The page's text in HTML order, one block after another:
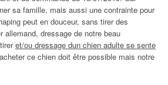
sa famille, mais aussi une contrainte pour
peut en douceur, sans tirer des
allemand, dressage de notre beau
et/ou dressage dun chien adulte se sente
ce chien doit être possible mais notre